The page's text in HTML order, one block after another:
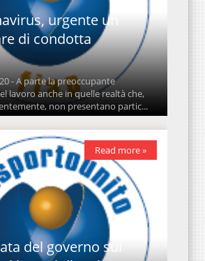
urgente un
di condotta
- A parte la preoccupante
lavoro anche in quelle realtà che,
non presentano partic...
del governo sui
Read more »